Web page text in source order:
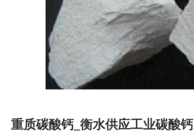
重质碳酸钙_衡水供应工业碳酸钙